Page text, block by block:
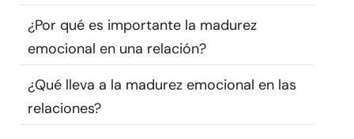
Idioma
Sobre nosotros Contáctanos Escríbenos
Publicidad con
nosotros
¿Por qué es importante la madurez
emocional en una relación?
¿Qué lleva a la madurez emocional en las
relaciones?